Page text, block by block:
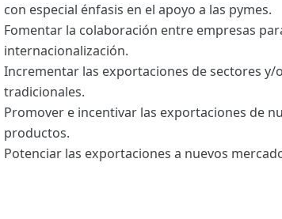
con especial énfasis en el apoyo a las pymes.
Fomentar la colaboración entre empresas
internacionalización.
Incrementar las exportaciones de sectores y/
tradicionales.
Promover e incentivar las exportaciones de
productos.
Potenciar las exportaciones a nuevos